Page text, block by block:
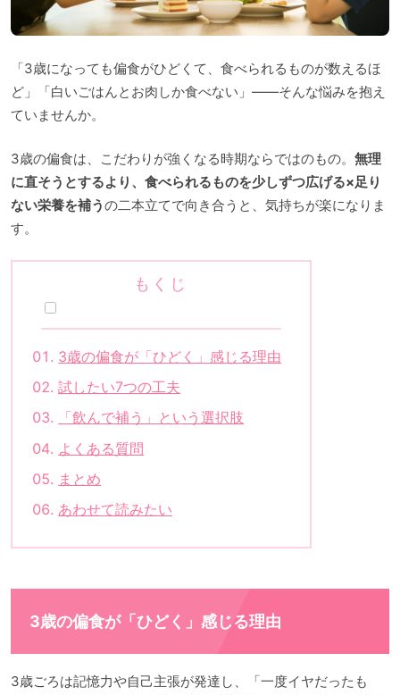
「3歳になっても偏食がひどくて、食べられるものが数えるほ
ど」「白いごはんとお肉しか食べない」——そんな悩みを抱え
ていませんか。
3歳の偏食は、こだわりが強くなる時期ならではのもの。 無理
に直そうとするより、食べられるものを少しずつ広げる×足り
ない栄養を補うの二本立てで向き合うと、気持ちが楽になりま
す。
もくじ
3歳の偏食が「ひどく」感じる理由
試したい7つの工夫
「飲んで補う」という選択肢
よくある質問
まとめ
あわせて読みたい
3歳の偏食が「ひどく」感じる理由
3歳ごろは記憶力や自己主張が発達し、「一度イヤだったも